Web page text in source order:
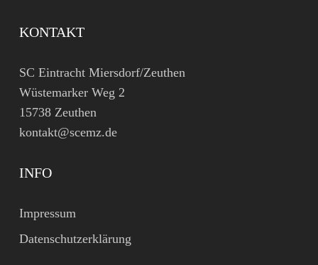
KONTAKT
SC Eintracht Miersdorf/Zeuthen
Wüstemarker Weg 2
15738 Zeuthen
kontakt@scemz.de
INFO
Impressum
Datenschutzerklärung